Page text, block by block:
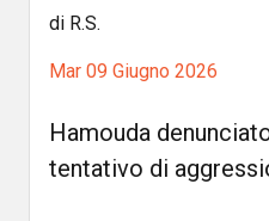
di R.S.
Mar 09 Giugno 2026
Hamouda
tentativo di